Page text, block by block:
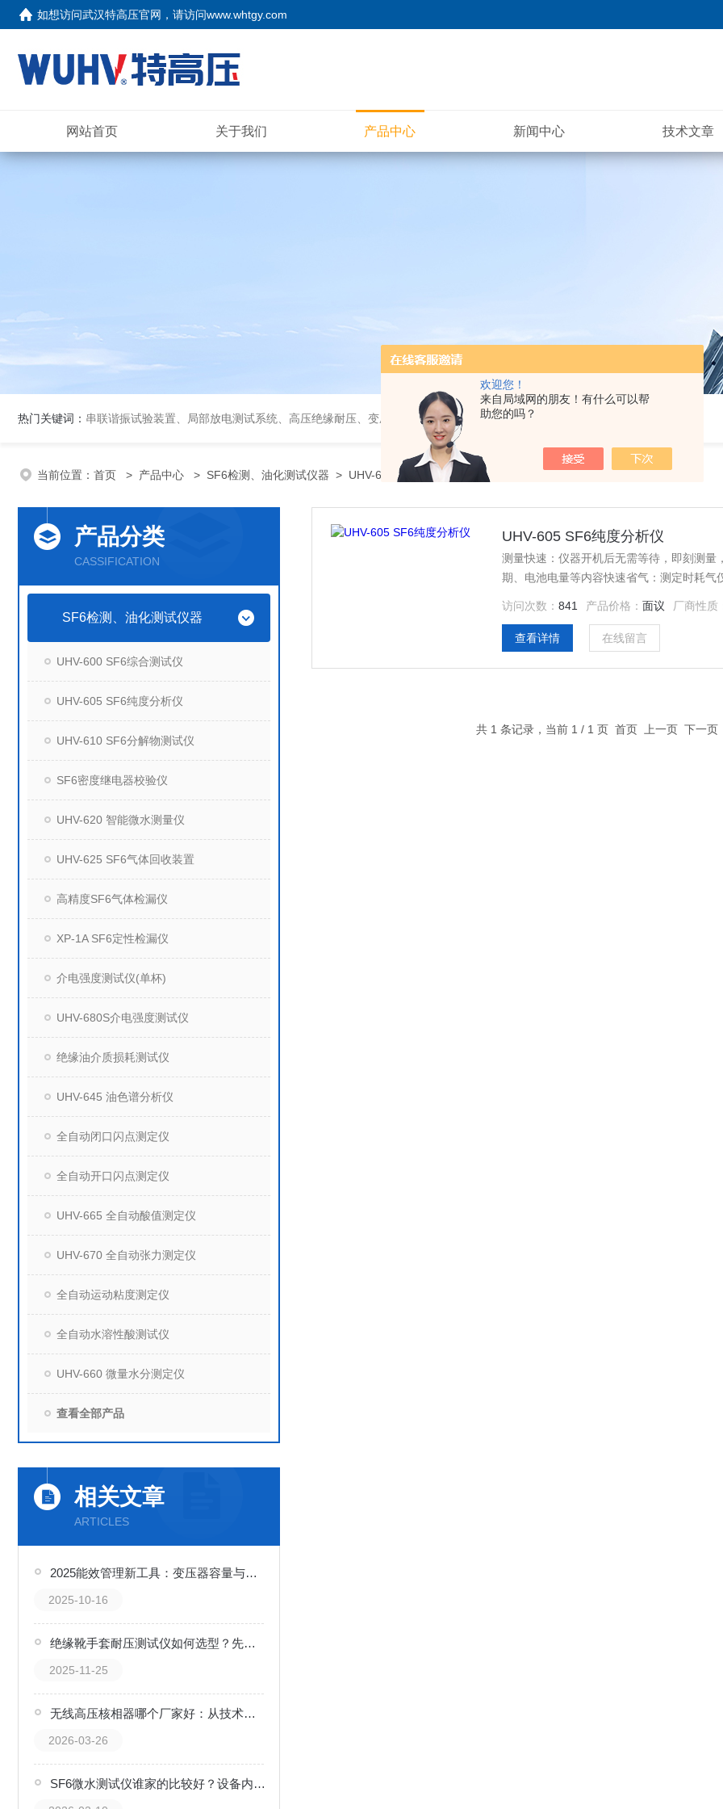
欢迎您！
来自局域网的朋友！有什么可以帮
助您的吗？
如想访问武汉特高压官网，请访问www.whtgy.com
网站首页 关于我们 产品中心 新闻中心 技术文章
热门关键词： 串联谐振试验装置、局部放电测试系统、高压绝缘耐压、变压器测试、断路器测试、继电保护、二次回路测试、电
当前位置： 首页 > 产品中心 > SF6检测、油化测试仪器 > UHV-605 SF6纯度分析仪
产品分类
CASSIFICATION
SF6检测、油化测试仪器
UHV-600 SF6综合测试仪
UHV-605 SF6纯度分析仪
UHV-610 SF6分解物测试仪
SF6密度继电器校验仪
UHV-620 智能微水测量仪
UHV-625 SF6气体回收装置
高精度SF6气体检漏仪
XP-1A SF6定性检漏仪
介电强度测试仪(单杯)
UHV-680S介电强度测试仪
绝缘油介质损耗测试仪
UHV-645 油色谱分析仪
全自动闭口闪点测定仪
全自动开口闪点测定仪
UHV-665 全自动酸值测定仪
UHV-670 全自动张力测定仪
全自动运动粘度测定仪
全自动水溶性酸测试仪
UHV-660 微量水分测定仪
查看全部产品
相关文章
ARTICLES
2025能效管理新工具：变压器容量与损耗同步检测方案
2025-10-16
绝缘靴手套耐压测试仪如何选型？先了解测试仪的基本功能
2025-11-25
无线高压核相器哪个厂家好：从技术到口碑的武汉特高压之路
2026-03-26
SF6微水测试仪谁家的比较好？设备内部故障与气体分解物生成中的预警作用
UHV-605 SF6纯度分析仪
测量快速：仪器开机后无需等待，即刻测
期、电池电量等内容快速省气：测定时耗气
访问次数： 841 产品价格： 面议 厂商性质
查看详情 在线留言
共 1 条记录，当前 1 / 1 页 首页 上一页 下一